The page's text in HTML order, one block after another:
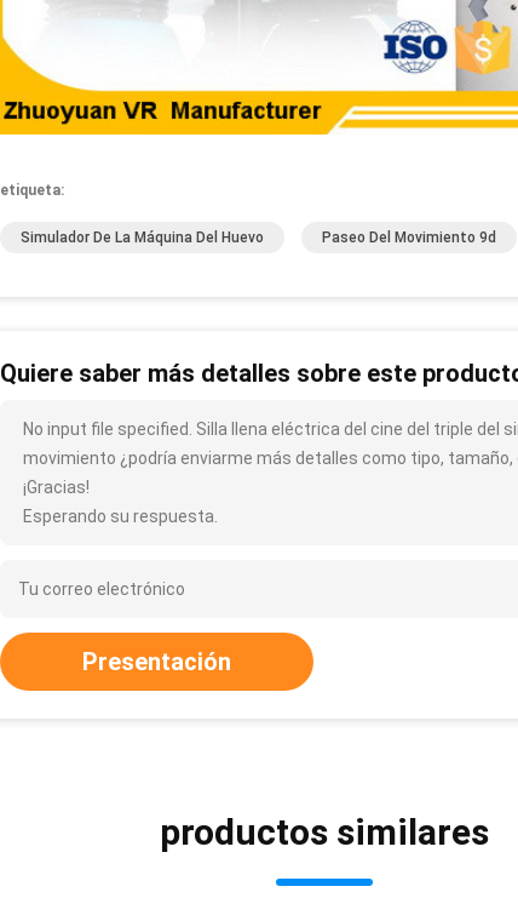
etiqueta:
Simulador De La Máquina Del Huevo Paseo Del Movimiento 9d
Quiere saber más detalles sobre este
No input file specified. Silla llena eléctrica del cine del triple del
movimiento ¿podría enviarme más detalles como tipo,
¡Gracias!
Esperando su respuesta.
Presentación
productos similares